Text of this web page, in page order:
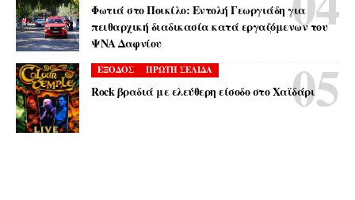
Φωτιά στο Ποικίλο: Εντολή Γεωργιάδη για
πειθαρχική διαδικασία κατά εργαζόμενων του
ΨΝΑ Δαφνίου
ΕΞΟΔΟΣ ΠΡΩΤΗ ΣΕΛΙΔΑ
Rock βραδιά με ελεύθερη είσοδο στο Χαϊδάρι